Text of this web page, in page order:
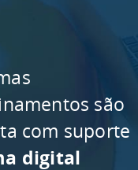
são
com suporte
digital